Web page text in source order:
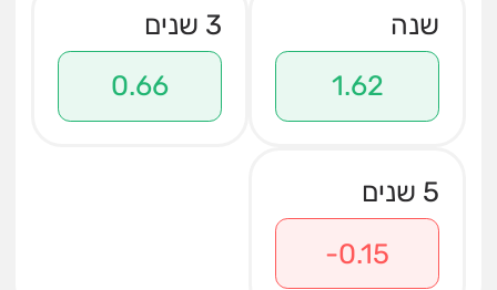
שנה
1.62
3 שנים
0.66
5 שנים
-0.15